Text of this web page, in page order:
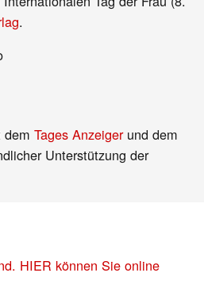
.
demTages Anzeigerund dem
Unterstützung der
HIER können Sie online